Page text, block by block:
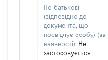
По батькові
(відповідно до
документа, що
посвідчує особу) (за
наявності): Не
застосовується